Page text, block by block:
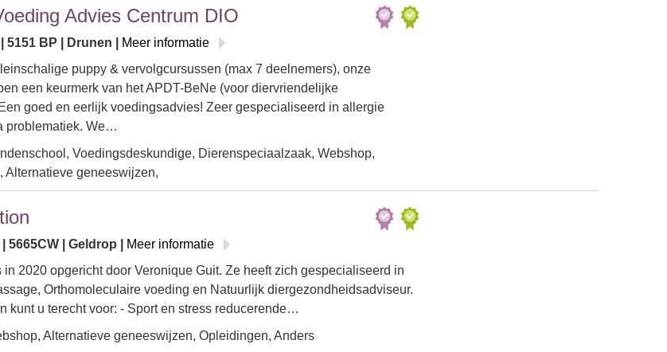
Advies Centrum DIO
5151 BP | Drunen |
Meer informatie
puppy & vervolgcursussen (max 7 deelnemers), onze
een keurmerk van het APDT-BeNe (voor diervriendelijke
goed en eerlijk voedingsadvies! Zeer gespecialiseerd in allergie
problematiek. We…
Voedingsdeskundige, Dierenspeciaalzaak, Webshop,
Alternatieve geneeswijzen,
5665CW | Geldrop |
Meer informatie
in 2020 opgericht door Veronique Guit. Ze heeft zich gespecialiseerd in
Orthomoleculaire voeding en Natuurlijk diergezondheidsadviseur.
kunt u terecht voor: - Sport en stress reducerende…
Alternatieve geneeswijzen, Opleidingen, Anders